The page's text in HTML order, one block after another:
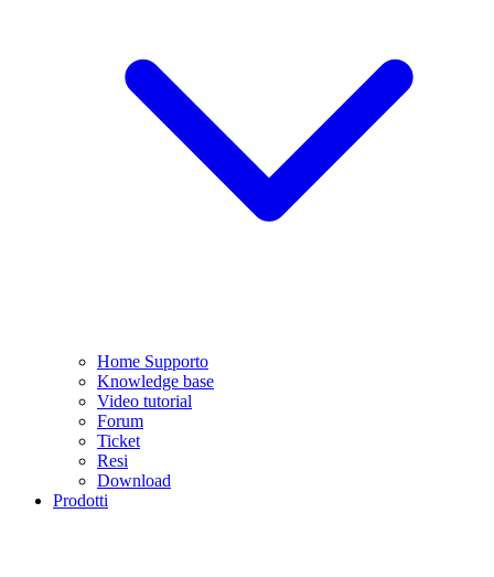
Home Supporto
Knowledge base
Video tutorial
Forum
Ticket
Resi
Download
Prodotti